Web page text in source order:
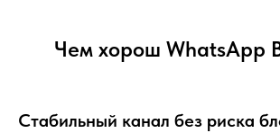
Чем хорош WhatsApp
Стабильный канал без риска